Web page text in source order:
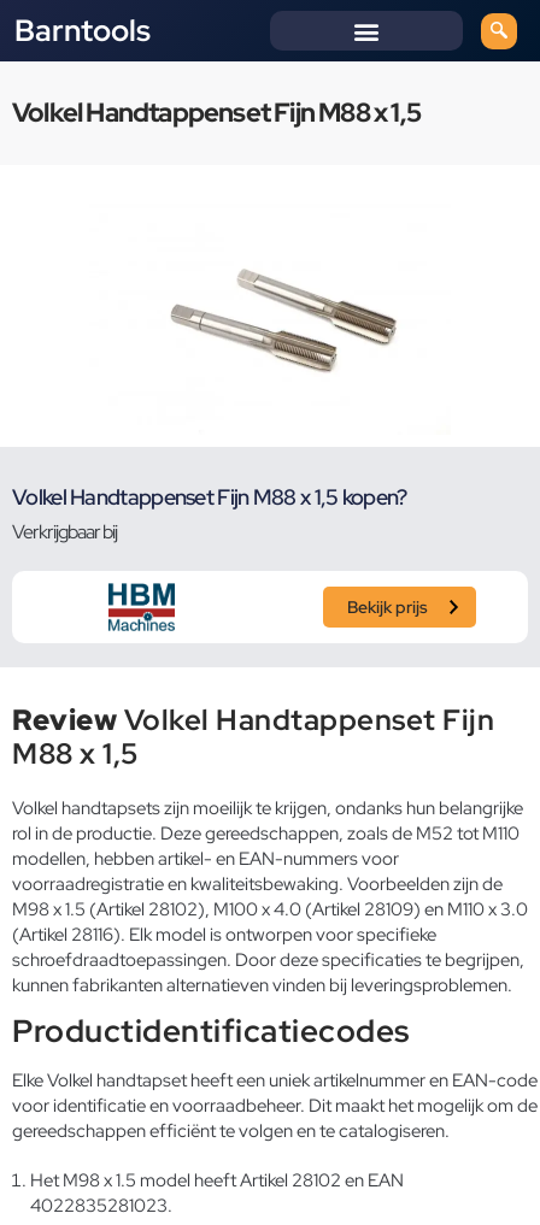
Barntools
Volkel Handtappenset Fijn M88 x 1,5
Volkel Handtappenset Fijn M88 x 1,5 kopen?
Verkrijgbaar bij
Bekijk prijs
ReviewVolkel Handtappenset Fijn
M88 x 1,5
Volkel handtapsets zijn moeilijk te krijgen, ondanks hun belangrijke
rol in de productie. Deze gereedschappen, zoals de M52 tot M110
modellen, hebben artikel- en EAN-nummers voor
voorraadregistratie en kwaliteitsbewaking. Voorbeelden zijn de
M98 x 1.5 (Artikel 28102), M100 x 4.0 (Artikel 28109) en M110 x 3.0
(Artikel 28116). Elk model is ontworpen voor specifieke
schroefdraadtoepassingen. Door deze specificaties te begrijpen,
kunnen fabrikanten alternatieven vinden bij leveringsproblemen.
Productidentificatiecodes
Elke Volkel handtapset heeft een uniek artikelnummer en EAN-code
voor identificatie en voorraadbeheer. Dit maakt het mogelijk om de
gereedschappen efficiënt te volgen en te catalogiseren.
Het M98 x 1.5 model heeft Artikel 28102 en EAN
4022835281023.